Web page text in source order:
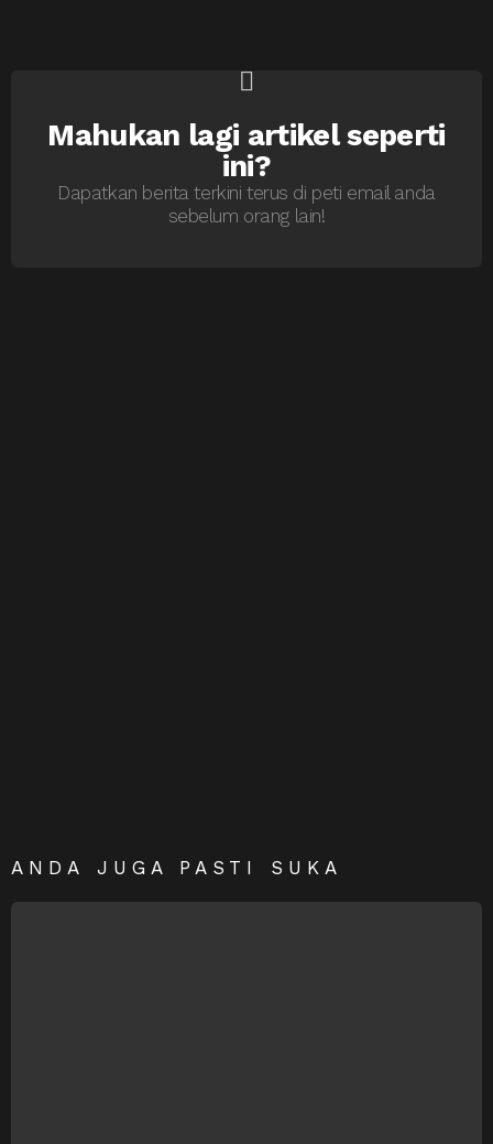
NEWSLETTER
Mahukan lagi artikel seperti
ini?
Dapatkan berita terkini terus di peti email anda
sebelum orang lain!
ANDA JUGA PASTI SUKA